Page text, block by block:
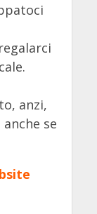
anzi,
se